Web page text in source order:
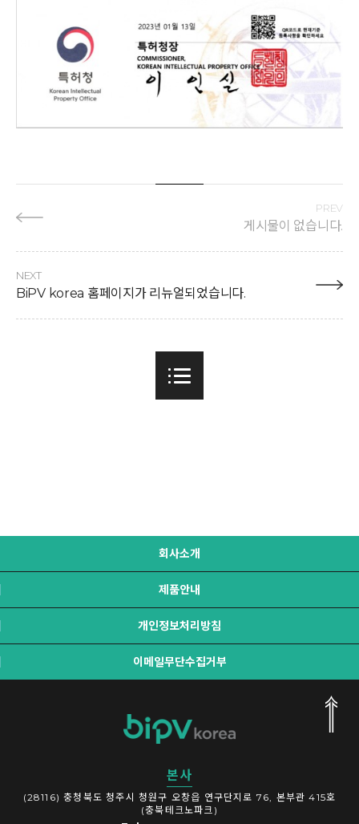
PREV
게시물이 없습니다.
NEXT
BiPV korea 홈페이지가 리뉴얼되었습니다.
회사소개
제품안내
개인정보처리방침
이메일무단수집거부
본사
(28116) 충청북도 청주시 청원구 오창읍 연구단지로 76, 본부관 415호
(충북테크노파크)